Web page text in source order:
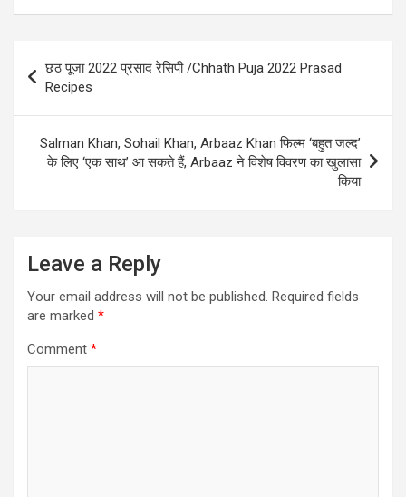
navigation
छठ पूजा 2022 प्रसाद रेसिपी /Chhath Puja 2022 Prasad
Recipes
Salman Khan, Sohail Khan, Arbaaz Khan फिल्म ‘बहुत जल्द’
के लिए ‘एक साथ’ आ सकते हैं, Arbaaz ने विशेष विवरण का खुलासा
किया
Leave a Reply
Your email address will not be published. Required fields
are marked *
Comment *